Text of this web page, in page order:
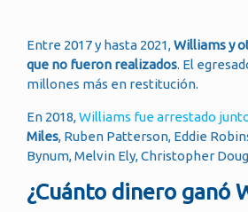
Entre 2017 y hasta 2021,Williams y
que no fueron realizados. El
millones más en restitución.
En 2018,Williams fue arrestado
Miles, Ruben Patterson, Eddie
Bynum, Melvin Ely, Christopher
¿Cuánto dinero ganó